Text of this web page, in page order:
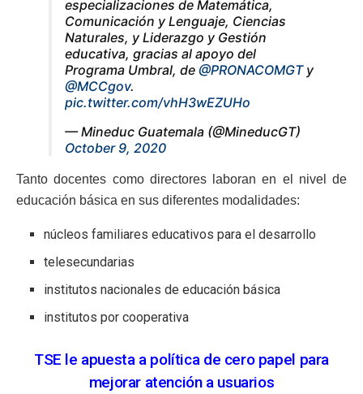
especializaciones de Matemática,
Comunicación y Lenguaje, Ciencias
Naturales, y Liderazgo y Gestión
educativa, gracias al apoyo del
Programa Umbral, de @PRONACOMGTy
@MCCgov.
pic.twitter.com/vhH3wEZUHo
— Mineduc Guatemala (@MineducGT)
October 9, 2020
Tanto docentes como directores laboran en el nivel de
educación básica en sus diferentes modalidades:
núcleos familiares educativos para el desarrollo
telesecundarias
institutos nacionales de educación básica
institutos por cooperativa
TSE le apuesta a política de cero papel para
mejorar atención a usuarios